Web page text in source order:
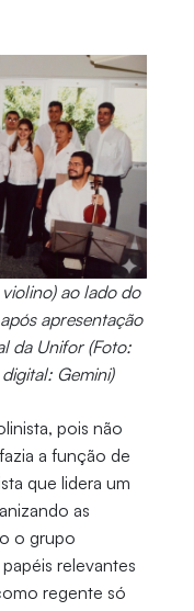
ao lado do
apresentação
da Unifor (Foto:
Gemini)
pois não
a função de
que lidera um
as
o grupo
relevantes
regente só